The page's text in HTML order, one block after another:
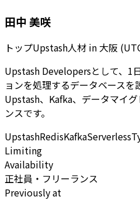
田中 美咲
トップUpstash人材 in 大阪
Upstash Developersとして、1
ョンを処理するデータベースを
Upstash、Kafka、データマイ
ンスです。
UpstashRedisKafkaServerless
Limiting
Availability
正社員・フリーランス
Previously at